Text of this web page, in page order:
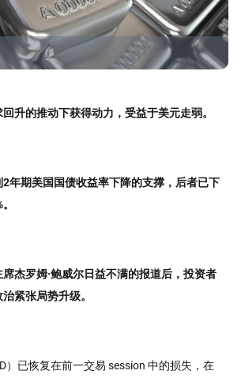
升的推动下获得动力，受益于美元走弱。
年期美国国债收益率下降的支撑，后者已下
杰罗姆·鲍威尔日益不满的报道后，投资者
紧张局势升级。
）已恢复在前一交易 session 中的损失，在